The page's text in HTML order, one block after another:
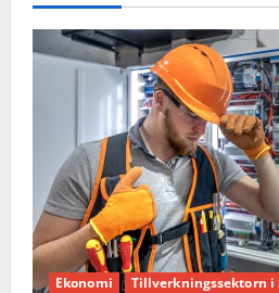
Ekonomi Tillverkningssektorn i